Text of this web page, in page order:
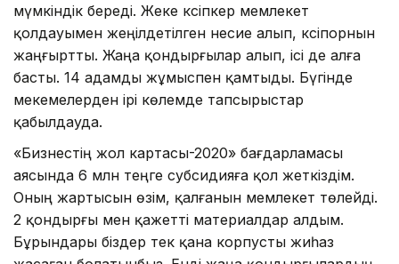
мүмкіндік береді. Жеке кәсіпкер мемлекет
қолдауымен жеңілдетілген несие алып, кәсіпорнын
жаңғыртты. Жаңа қондырғылар алып, ісі де алға
басты. 14 адамды жұмыспен қамтыды. Бүгінде
мекемелерден ірі көлемде тапсырыстар
қабылдауда.
«Бизнестің жол картасы-2020» бағдарламасы
аясында 6 млн теңге субсидияға қол жеткіздім.
Оның жартысын өзім, қалғанын мемлекет төлейді.
2 қондырғы мен қажетті материалдар алдым.
Бұрындары біздер тек қана корпусты жиһаз